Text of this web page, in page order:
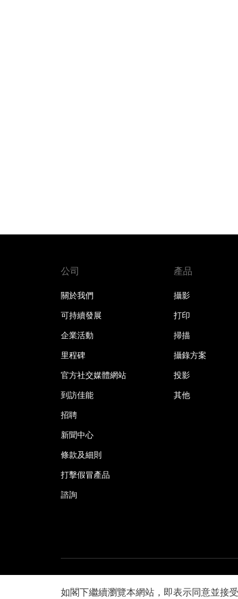
公司
關於我們
可持續發展
企業活動
里程碑
官方社交媒體網站
到訪佳能
招聘
新聞中心
條款及細則
打擊假冒產品
諮詢
產品
攝影
打印
掃描
攝錄方案
投影
其他
如閣下繼續瀏覽本網站，即表示同意並接